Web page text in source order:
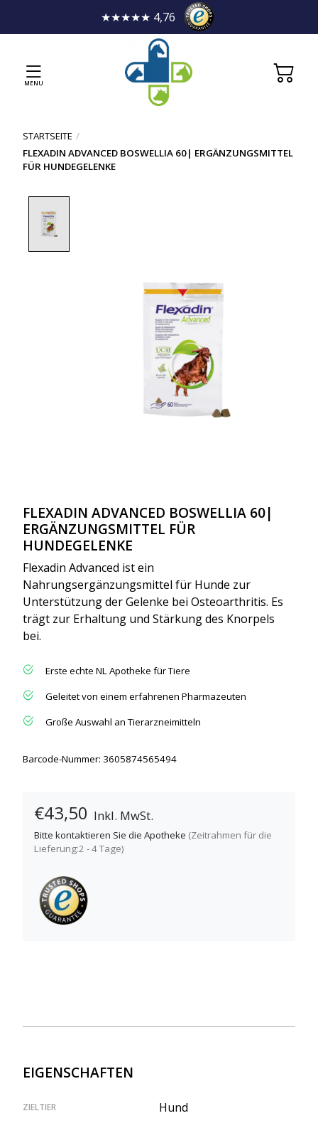
★★★★★ 4,76
MENU
STARTSEITE /
FLEXADIN ADVANCED BOSWELLIA 60| ERGÄNZUNGSMITTEL
FÜR HUNDEGELENKE
FLEXADIN ADVANCED BOSWELLIA 60|
ERGÄNZUNGSMITTEL FÜR
HUNDEGELENKE
Barcode-Nummer: 3605874565494
Erste echte NL Apotheke für Tiere
Geleitet von einem erfahrenen Pharmazeuten
Große Auswahl an Tierarzneimitteln
Flexadin Advanced ist ein
Nahrungsergänzungsmittel für Hunde zur
Unterstützung der Gelenke bei Osteoarthritis. Es
trägt zur Erhaltung und Stärkung des Knorpels
bei.
€43,50 Inkl. MwSt.
Bitte kontaktieren Sie die Apotheke (Zeitrahmen für die
Lieferung:2 - 4 Tage)
EIGENSCHAFTEN
ZIELTIER Hund